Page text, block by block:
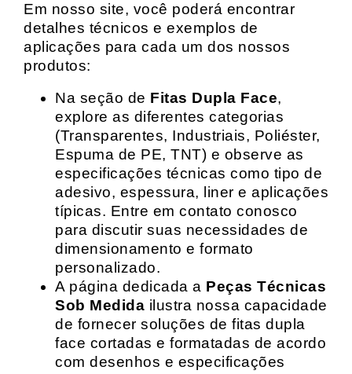
Em nosso site, você poderá encontrar
detalhes técnicos e exemplos de
aplicações para cada um dos nossos
produtos:
Na seção de Fitas Dupla Face,
explore as diferentes categorias
(Transparentes, Industriais, Poliéster,
Espuma de PE, TNT) e observe as
especificações técnicas como tipo de
adesivo, espessura, liner e aplicações
típicas. Entre em contato conosco
para discutir suas necessidades de
dimensionamento e formato
personalizado.
A página dedicada a Peças Técnicas
Sob Medida ilustra nossa capacidade
de fornecer soluções de fitas dupla
face cortadas e formatadas de acordo
com desenhos e especificações